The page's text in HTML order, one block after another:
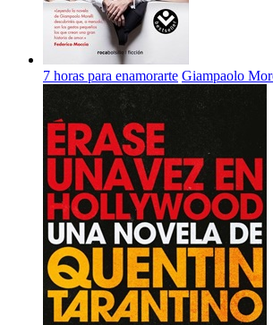
7 horas para enamorarte Giampaolo